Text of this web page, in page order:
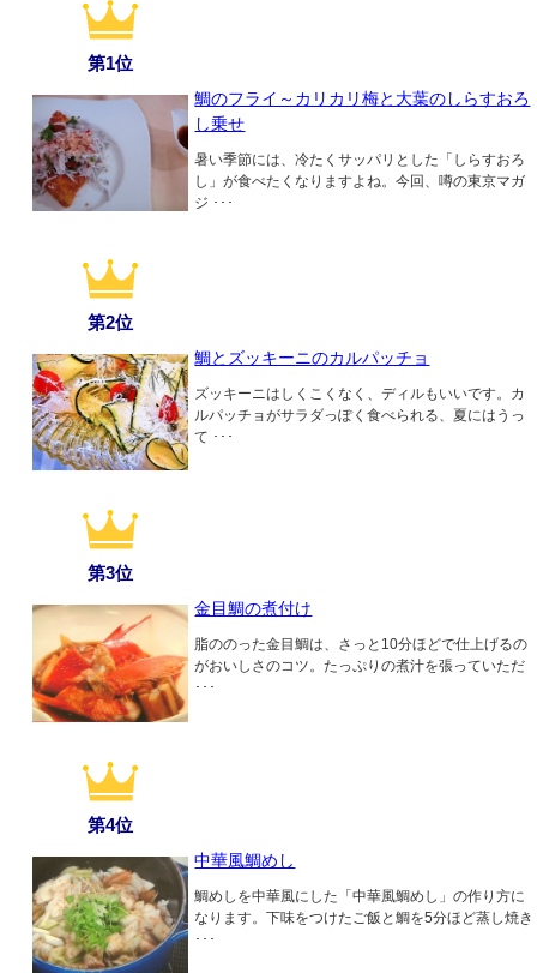
第1位
鯛のフライ～カリカリ梅と大葉のしらすおろ
し乗せ
暑い季節には、冷たくサッパリとした「しらすおろ
し」が食べたくなりますよね。今回、噂の東京マガ
ジ ･･･
第2位
鯛とズッキーニのカルパッチョ
ズッキーニはしくこくなく、ディルもいいです。カ
ルパッチョがサラダっぽく食べられる、夏にはうっ
て ･･･
第3位
金目鯛の煮付け
脂ののった金目鯛は、さっと10分ほどで仕上げるの
がおいしさのコツ。たっぷりの煮汁を張っていただ
･･･
第4位
中華風鯛めし
鯛めしを中華風にした「中華風鯛めし」の作り方に
なります。下味をつけたご飯と鯛を5分ほど蒸し焼き
･･･